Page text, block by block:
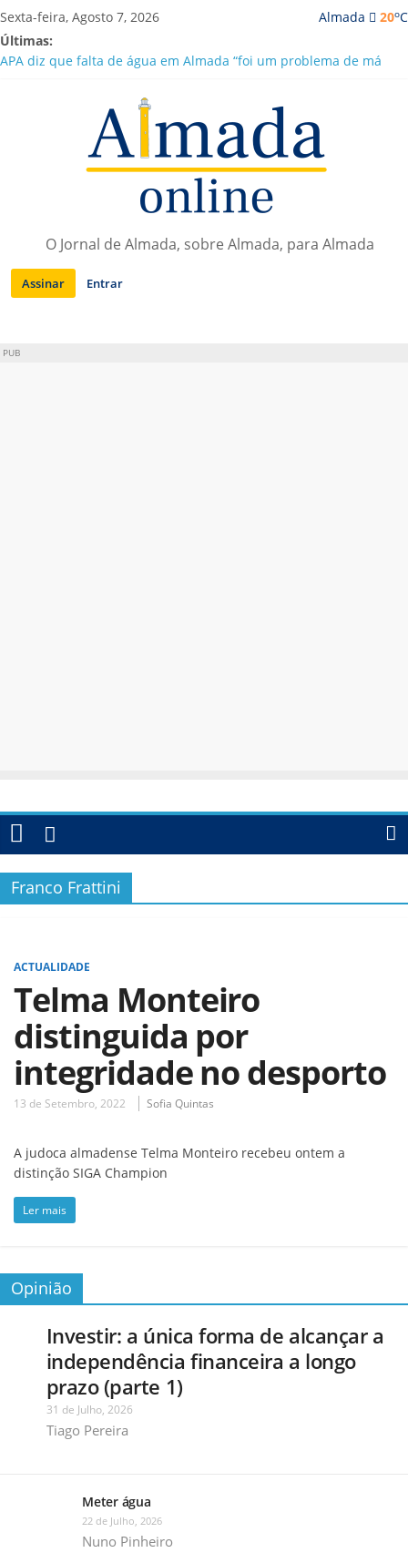
Saltar
para
conteúdo
Almada 20oC
Sexta-feira, Agosto 7, 2026
Últimas:
APA diz que falta de água em Almada “foi um problema de má
Laranjeiro | Cultura pop asiática invade a Casa Amarela
Ponte 25 de Abril celebra 60 anos com programa cultural entre
Lisboa e Almada
Situação de alerta em Almada renovada até final de Agosto
Sobreda | Solar dos Zagallos acolhe festival “Interconnect”
O Jornal de Almada, sobre Almada, para Almada
Assinar Entrar
PUB
Franco Frattini
ACTUALIDADE
Telma Monteiro
distinguida por
integridade no desporto
13 de Setembro, 2022 Sofia Quintas
A judoca almadense Telma Monteiro recebeu ontem a
distinção SIGA Champion
Ler mais
Opinião
Investir: a única forma de alcançar a
independência financeira a longo
prazo (parte 1)
31 de Julho, 2026
Tiago Pereira
Meter água
22 de Julho, 2026
Nuno Pinheiro